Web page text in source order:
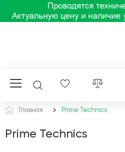
Главная Prime Technics
Prime Technics